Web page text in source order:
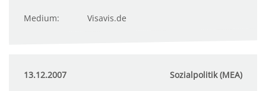
Medium: Visavis.de
13.12.2007 Sozialpolitik (MEA)